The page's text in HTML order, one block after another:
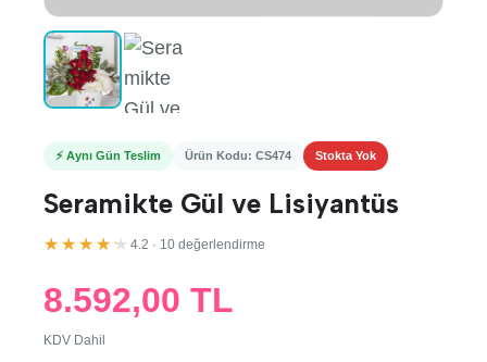
⚡ Aynı Gün Teslim Ürün Kodu: CS474 Stokta Yok
Seramikte Gül ve Lisiyantüs
★★★★★ 4.2 · 10 değerlendirme
8.592,00 TL
KDV Dahil